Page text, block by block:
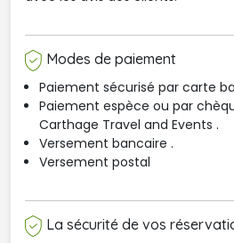
Modes de paiement
Paiement sécurisé par carte
Paiement espèce ou par
Carthage Travel and Events .
Versement bancaire .
Versement postal
La sécurité de vos